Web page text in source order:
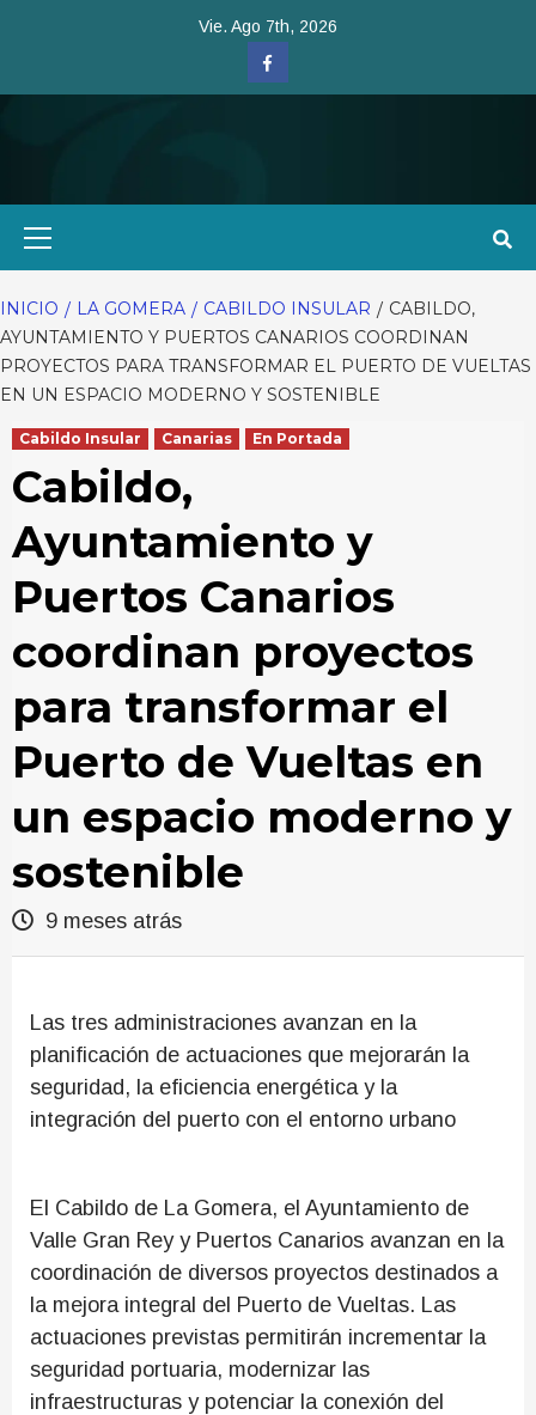
Vie. Ago 7th, 2026
Facebook
INICIO LA GOMERA CABILDO INSULAR
CABILDO,
AYUNTAMIENTO Y PUERTOS CANARIOS COORDINAN
PROYECTOS PARA TRANSFORMAR EL PUERTO DE VUELTAS
EN UN ESPACIO MODERNO Y SOSTENIBLE
Cabildo Insular Canarias En Portada
Cabildo,
Ayuntamiento y
Puertos Canarios
coordinan proyectos
para transformar el
Puerto de Vueltas en
un espacio moderno y
sostenible
9 meses atrás
Las tres administraciones avanzan en la
planificación de actuaciones que mejorarán la
seguridad, la eficiencia energética y la
integración del puerto con el entorno urbano
El Cabildo de La Gomera, el Ayuntamiento de
Valle Gran Rey y Puertos Canarios avanzan en la
coordinación de diversos proyectos destinados a
la mejora integral del Puerto de Vueltas. Las
actuaciones previstas permitirán incrementar la
seguridad portuaria, modernizar las
infraestructuras y potenciar la conexión del